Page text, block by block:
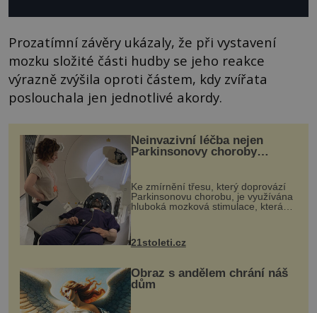
Prozatímní závěry ukázaly, že při vystavení
mozku složité části hudby se jeho reakce
výrazně zvýšila oproti částem, kdy zvířata
poslouchala jen jednotlivé akordy.
Neinvazivní léčba nejen
Parkinsonovy choroby
Ke zmírnění třesu, který doprovází
Parkinsonovu chorobu, je využívána
hluboká mozková stimulace, která
však vyžaduje vysoce invazivní
zákrok. Ultrazvuk zase není vhodný
k dostatečně přesnému zacílení ...
21stoleti.cz
Obraz s andělem chrání náš
dům